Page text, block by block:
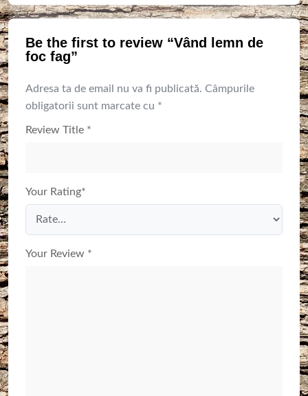
Be the first to review “Vând lemn de
foc fag”
Adresa ta de email nu va fi publicată. Câmpurile
obligatorii sunt marcate cu *
Review Title *
Your Rating*
Your Review *